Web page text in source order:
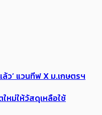
ว’ แวนทีฟ X ม.เกษตรฯ
หม่ให้วัสดุเหลือใช้